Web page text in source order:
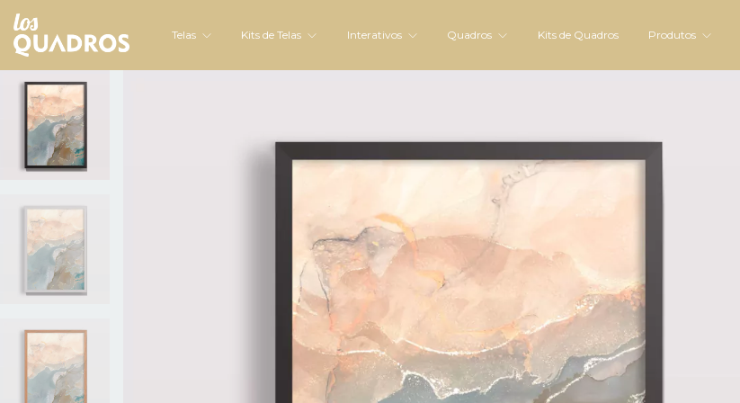
Telas Kits de Telas Interativos Quadros Kits de Quadros Produtos